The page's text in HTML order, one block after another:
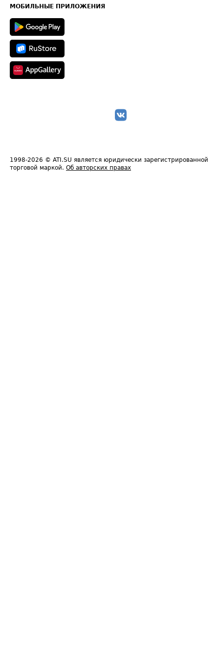
Техническая информация
МОБИЛЬНЫЕ ПРИЛОЖЕНИЯ
1998-2026 © ATI.SU является юридически зарегистрированной
торговой маркой. Об авторских правах